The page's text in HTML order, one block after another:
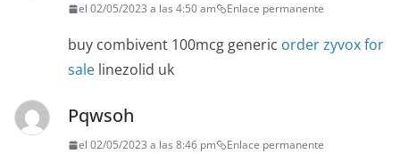
el 02/05/2023 a las 4:50 am Enlace permanente
buy combivent 100mcg generic order zyvox for
sale linezolid uk
Pqwsoh
el 02/05/2023 a las 8:46 pm Enlace permanente